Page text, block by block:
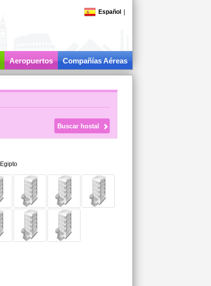
Español
Aeropuertos Compañías Aéreas
Egipto